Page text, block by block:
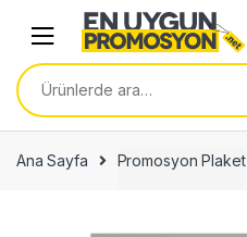
navigation
content
Ara:
Ana Sayfa Promosyon Plaket